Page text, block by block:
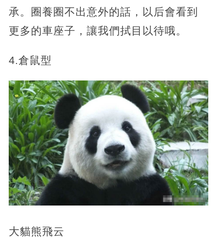
承。圈養圈不出意外的話，以后會看到
更多的車座子，讓我們拭目以待哦。
4.倉鼠型
大貓熊飛云